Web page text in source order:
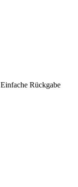
Einfache Rückgabe